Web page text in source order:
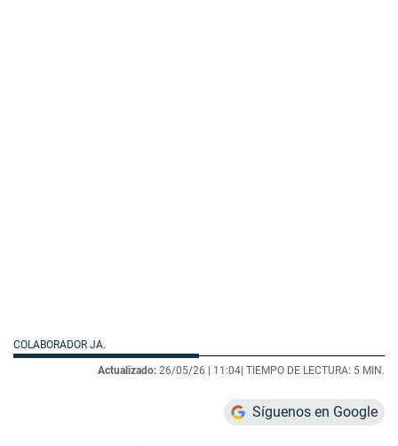
COLABORADOR JA.
Actualizado: 26/05/26 | 11:04 | TIEMPO DE LECTURA: 5 MIN.
Síguenos en Google